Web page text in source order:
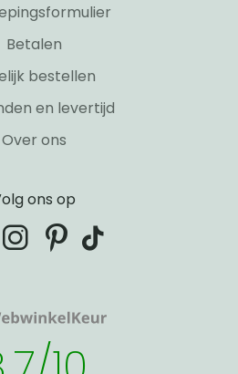
Betalen
bestellen
en levertijd
Over ons
ons op
instagram
pinterest
tiktok